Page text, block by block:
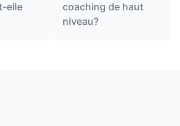
elle
coaching de haut
niveau?